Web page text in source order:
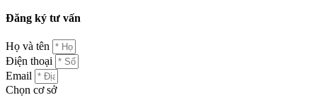
Đăng ký tư vấn
Họ và tên
Điện thoại
Email
Chọn cơ sở